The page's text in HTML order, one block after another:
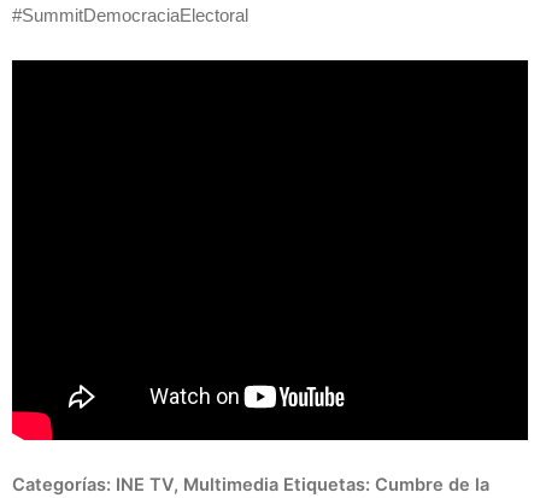
#SummitDemocraciaElectoral
Categorías: INE TV, Multimedia Etiquetas: Cumbre de la